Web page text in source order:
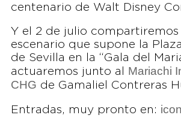
centenario de Walt Disney
Y el 2 de julio
escenario que supone la
de Sevilla en la “Gala del
actuaremos junto al Mariachi
CHG de Gamaliel Contreras
Entradas, muy pronto en: